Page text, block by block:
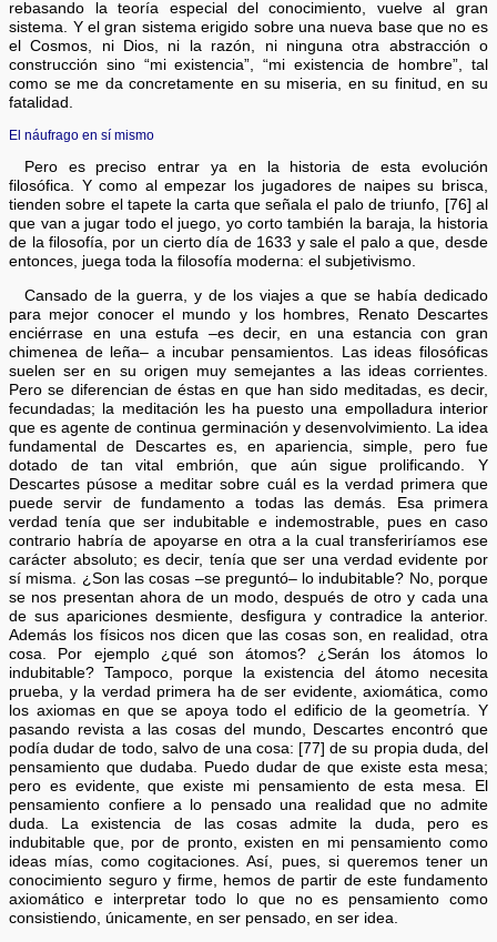
rebasando la teoría especial del conocimiento, vuelve al gran
sistema. Y el gran sistema erigido sobre una nueva base que no es
el Cosmos, ni Dios, ni la razón, ni ninguna otra abstracción o
construcción sino “mi existencia”, “mi existencia de hombre”, tal
como se me da concretamente en su miseria, en su finitud, en su
fatalidad.
El náufrago en sí mismo
Pero es preciso entrar ya en la historia de esta evolución
filosófica. Y como al empezar los jugadores de naipes su brisca,
tienden sobre el tapete la carta que señala el palo de triunfo, [76] al
que van a jugar todo el juego, yo corto también la baraja, la historia
de la filosofía, por un cierto día de 1633 y sale el palo a que, desde
entonces, juega toda la filosofía moderna: el subjetivismo.
Cansado de la guerra, y de los viajes a que se había dedicado
para mejor conocer el mundo y los hombres, Renato Descartes
enciérrase en una estufa –es decir, en una estancia con gran
chimenea de leña– a incubar pensamientos. Las ideas filosóficas
suelen ser en su origen muy semejantes a las ideas corrientes.
Pero se diferencian de éstas en que han sido meditadas, es decir,
fecundadas; la meditación les ha puesto una empolladura interior
que es agente de continua germinación y desenvolvimiento. La idea
fundamental de Descartes es, en apariencia, simple, pero fue
dotado de tan vital embrión, que aún sigue prolificando. Y
Descartes púsose a meditar sobre cuál es la verdad primera que
puede servir de fundamento a todas las demás. Esa primera
verdad tenía que ser indubitable e indemostrable, pues en caso
contrario habría de apoyarse en otra a la cual transferiríamos ese
carácter absoluto; es decir, tenía que ser una verdad evidente por
sí misma. ¿Son las cosas –se preguntó– lo indubitable? No, porque
se nos presentan ahora de un modo, después de otro y cada una
de sus apariciones desmiente, desfigura y contradice la anterior.
Además los físicos nos dicen que las cosas son, en realidad, otra
cosa. Por ejemplo ¿qué son átomos? ¿Serán los átomos lo
indubitable? Tampoco, porque la existencia del átomo necesita
prueba, y la verdad primera ha de ser evidente, axiomática, como
los axiomas en que se apoya todo el edificio de la geometría. Y
pasando revista a las cosas del mundo, Descartes encontró que
podía dudar de todo, salvo de una cosa: [77] de su propia duda, del
pensamiento que dudaba. Puedo dudar de que existe esta mesa;
pero es evidente, que existe mi pensamiento de esta mesa. El
pensamiento confiere a lo pensado una realidad que no admite
duda. La existencia de las cosas admite la duda, pero es
indubitable que, por de pronto, existen en mi pensamiento como
ideas mías, como cogitaciones. Así, pues, si queremos tener un
conocimiento seguro y firme, hemos de partir de este fundamento
axiomático e interpretar todo lo que no es pensamiento como
consistiendo, únicamente, en ser pensado, en ser idea.